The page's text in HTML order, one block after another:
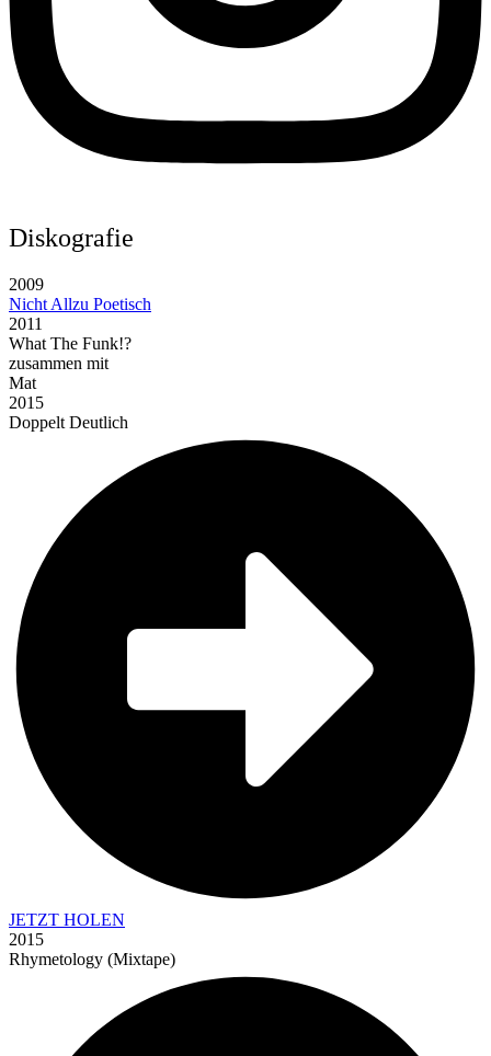
Diskografie
2009
Nicht Allzu Poetisch
2011
What The Funk!?
zusammen mit
Mat
2015
Doppelt Deutlich
JETZT HOLEN
2015
Rhymetology (Mixtape)